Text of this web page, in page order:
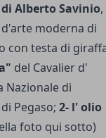
Alberto Savinio,
moderna di
con testa di
del Cavalier d'
Nazionale di
Pegaso; 2- l' olio
foto qui sotto)